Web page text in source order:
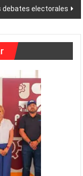
debates electorales